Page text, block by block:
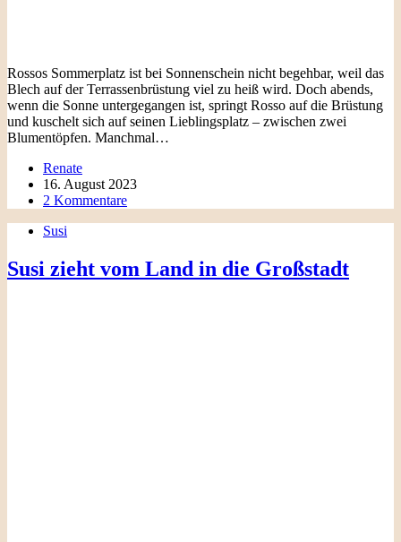
Rossos Sommerplatz ist bei Sonnenschein nicht begehbar, weil das
Blech auf der Terrassenbrüstung viel zu heiß wird. Doch abends,
wenn die Sonne untergegangen ist, springt Rosso auf die Brüstung
und kuschelt sich auf seinen Lieblingsplatz – zwischen zwei
Blumentöpfen. Manchmal…
Renate
16. August 2023
2 Kommentare
Susi
Susi zieht vom Land in die Großstadt